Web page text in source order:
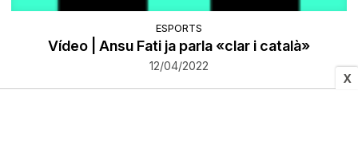
X
ESPORTS
Vídeo | Ansu Fati ja parla «clar i català»
12/04/2022